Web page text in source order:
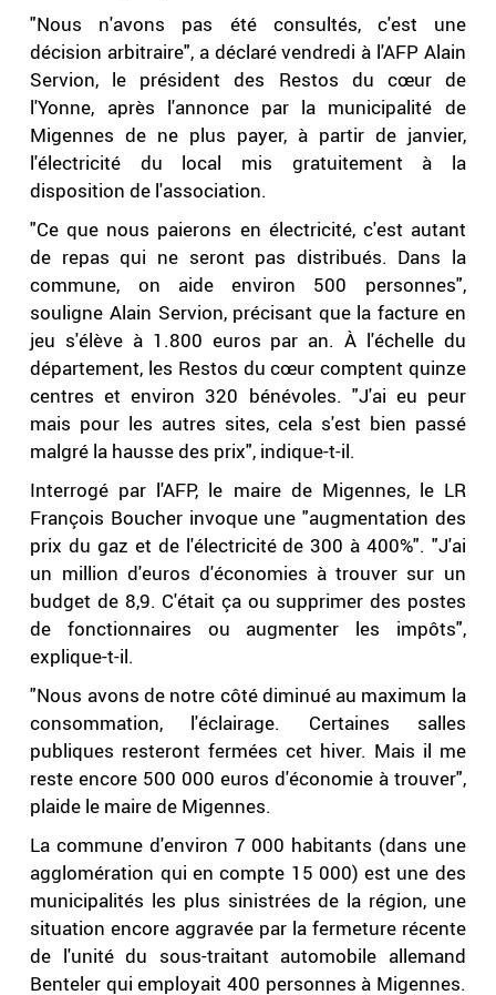
"Nous n'avons pas été consultés, c'est une
décision arbitraire", a déclaré vendredi à l'AFP Alain
Servion, le président des Restos du cœur de
l'Yonne, après l'annonce par la municipalité de
Migennes de ne plus payer, à partir de janvier,
l'électricité du local mis gratuitement à la
disposition de l'association.
"Ce que nous paierons en électricité, c'est autant
de repas qui ne seront pas distribués. Dans la
commune, on aide environ 500 personnes",
souligne Alain Servion, précisant que la facture en
jeu s'élève à 1.800 euros par an. À l'échelle du
département, les Restos du cœur comptent quinze
centres et environ 320 bénévoles. "J'ai eu peur
mais pour les autres sites, cela s'est bien passé
malgré la hausse des prix", indique-t-il.
Interrogé par l'AFP, le maire de Migennes, le LR
François Boucher invoque une "augmentation des
prix du gaz et de l'électricité de 300 à 400%". "J'ai
un million d'euros d'économies à trouver sur un
budget de 8,9. C'était ça ou supprimer des postes
de fonctionnaires ou augmenter les impôts",
explique-t-il.
"Nous avons de notre côté diminué au maximum la
consommation, l'éclairage. Certaines salles
publiques resteront fermées cet hiver. Mais il me
reste encore 500 000 euros d'économie à trouver",
plaide le maire de Migennes.
La commune d'environ 7 000 habitants (dans une
agglomération qui en compte 15 000) est une des
municipalités les plus sinistrées de la région, une
situation encore aggravée par la fermeture récente
de l'unité du sous-traitant automobile allemand
Benteler qui employait 400 personnes à Migennes.